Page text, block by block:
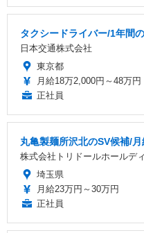
タクシードライバー/1年間
日本交通株式会社
東京都
月給18万2,000円～48万円
正社員
丸亀製麺所沢北のSV候補/
株式会社トリドールホールデ
埼玉県
月給23万円～30万円
正社員